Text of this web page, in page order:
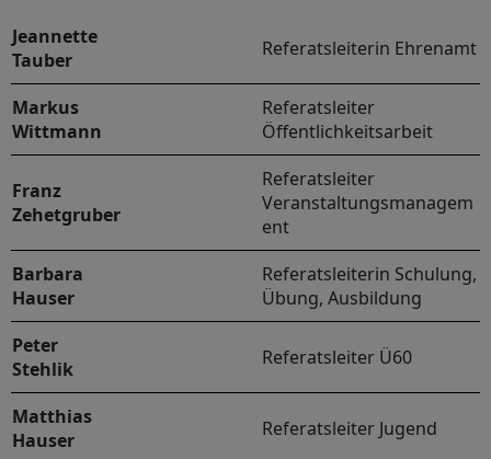
Jeannette
Tauber
Referatsleiterin Ehrenamt
Markus
Wittmann
Referatsleiter
Öffentlichkeitsarbeit
Franz
Zehetgruber
Referatsleiter
Veranstaltungsmanagem
ent
Barbara
Hauser
Referatsleiterin Schulung,
Übung, Ausbildung
Peter
Stehlik
Referatsleiter Ü60
Matthias
Hauser
Referatsleiter Jugend